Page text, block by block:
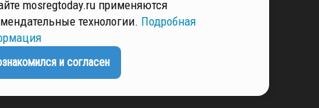
mosregtoday.ru применяются
технологии. Подробная
и согласен